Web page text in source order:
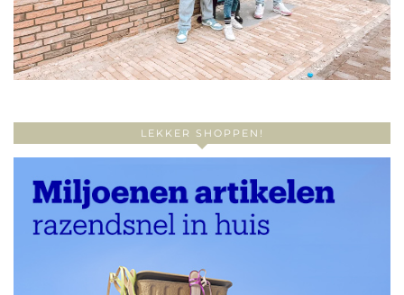
LEKKER SHOPPEN!